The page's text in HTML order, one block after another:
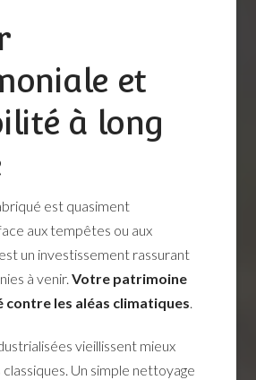
et
à long
est quasiment
aux tempêtes ou aux
un investissement rassurant
à venir.Votre patrimoine
les aléas climatiques
vieillissent mieux
Un simple nettoyage